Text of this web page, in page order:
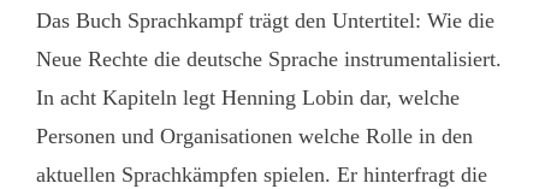
Das Buch Sprachkampf trägt den Untertitel: Wie die
Neue Rechte die deutsche Sprache instrumentalisiert.
In acht Kapiteln legt Henning Lobin dar, welche
Personen und Organisationen welche Rolle in den
aktuellen Sprachkämpfen spielen. Er hinterfragt die